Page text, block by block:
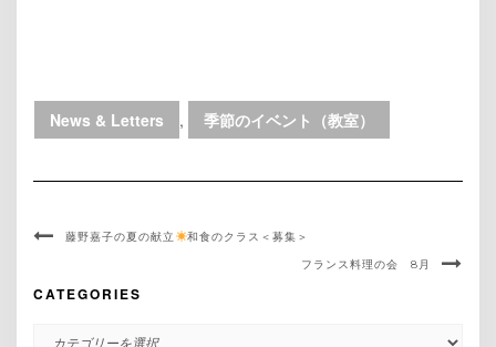
News & Letters , 季節のイベント（教室）
藤野嘉子の夏の献立
和食のクラス＜募集＞
フランス料理の会 8月
CATEGORIES
CATEGORIES